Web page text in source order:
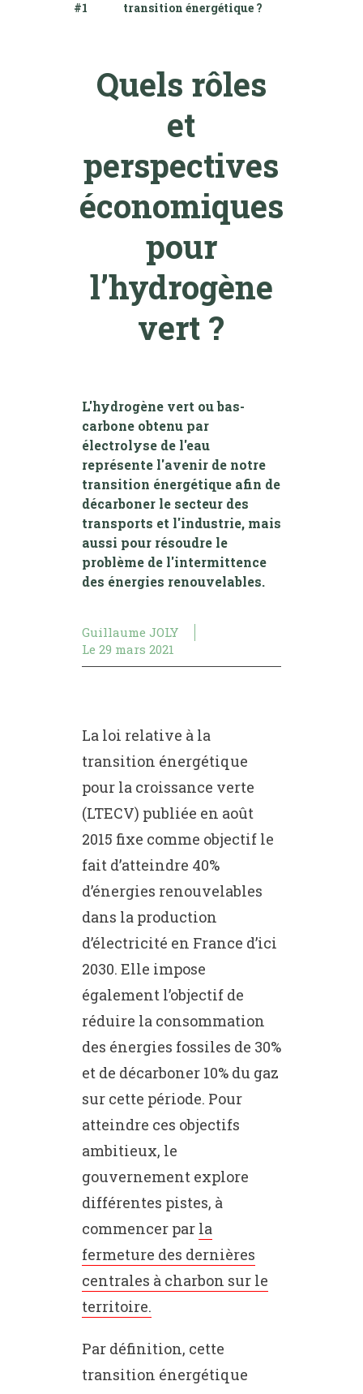
#1
transition énergétique ?
Quels rôles
et
perspectives
économiques
pour
l’hydrogène
vert ?
L'hydrogène vert ou bas-
carbone obtenu par
électrolyse de l'eau
représente l'avenir de notre
transition énergétique afin de
décarboner le secteur des
transports et l'industrie, mais
aussi pour résoudre le
problème de l'intermittence
des énergies renouvelables.
Guillaume JOLY
Le 29 mars 2021
La loi relative à la
transition énergétique
pour la croissance verte
(LTECV) publiée en août
2015 fixe comme objectif le
fait d’atteindre 40%
d’énergies renouvelables
dans la production
d’électricité en France d’ici
2030. Elle impose
également l’objectif de
réduire la consommation
des énergies fossiles de 30%
et de décarboner 10% du gaz
sur cette période. Pour
atteindre ces objectifs
ambitieux, le
gouvernement explore
différentes pistes, à
commencer par la
fermeture des dernières
centrales à charbon sur le
territoire.
Par définition, cette
transition énergétique